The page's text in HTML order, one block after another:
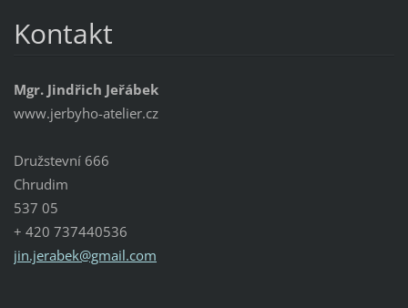
Kontakt
Mgr. Jindřich Jeřábek
www.jerbyho-atelier.cz
Družstevní 666
Chrudim
537 05
+ 420 737440536
jin.jerabek@gmail.com